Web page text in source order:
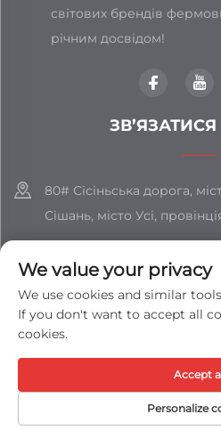
світових брендів
річним досвідом!
80# Сісіньська дорога,
Сішань, місто Усі,
[email protected]
Усі права захищені ©
ВІДПОВІДАЛЬНІСТЮ «ЦЗЯНСУ
We value your privacy
We use cookies and similar
If you don't want to accept all
cookies.
Personalize
Accept